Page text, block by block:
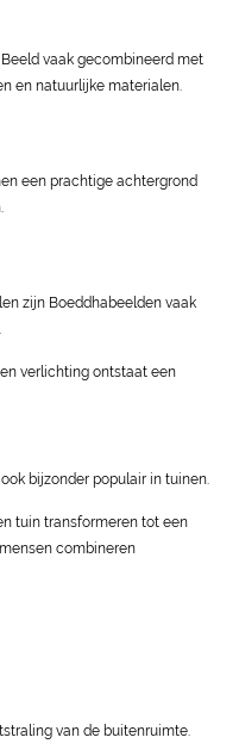
vaak gecombineerd met
en natuurlijke materialen.
een prachtige achtergrond
zijn Boeddhabeelden vaak
verlichting ontstaat een
bijzonder populair in tuinen.
tuin transformeren tot een
combineren
van de buitenruimte.